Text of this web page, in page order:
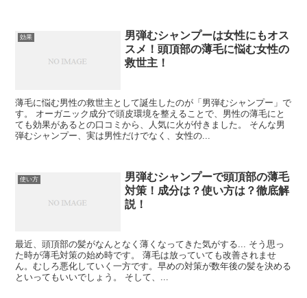
効果
男弾むシャンプーは女性にもオス
スメ！頭頂部の薄毛に悩む女性の
救世主！
薄毛に悩む男性の救世主として誕生したのが「男弾むシャンプー」で
す。 オーガニック成分で頭皮環境を整えることで、男性の薄毛にと
ても効果があるとの口コミから、人気に火が付きました。 そんな男
弾むシャンプー、実は男性だけでなく、女性の...
使い方
男弾むシャンプーで頭頂部の薄毛
対策！成分は？使い方は？徹底解
説！
最近、頭頂部の髪がなんとなく薄くなってきた気がする... そう思っ
た時が薄毛対策の始め時です。 薄毛は放っていても改善されませ
ん。むしろ悪化していく一方です。早めの対策が数年後の髪を決める
といってもいいでしょう。 そして、...